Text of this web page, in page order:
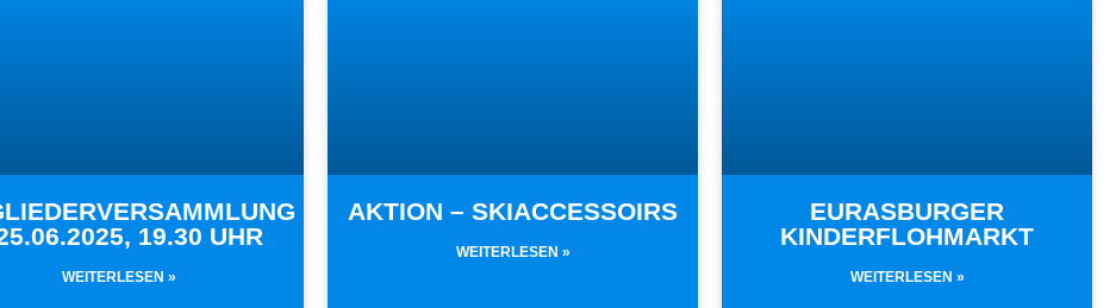
19.30 UHR
WEITERLESEN »
AKTION – SKIACCESSOIRS
WEITERLESEN »
EURASBURGER
KINDERFLOHMARKT
WEITERLESEN »